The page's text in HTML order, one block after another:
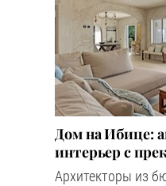
Дом на Ибице:
интерьер с
Архитекторы из